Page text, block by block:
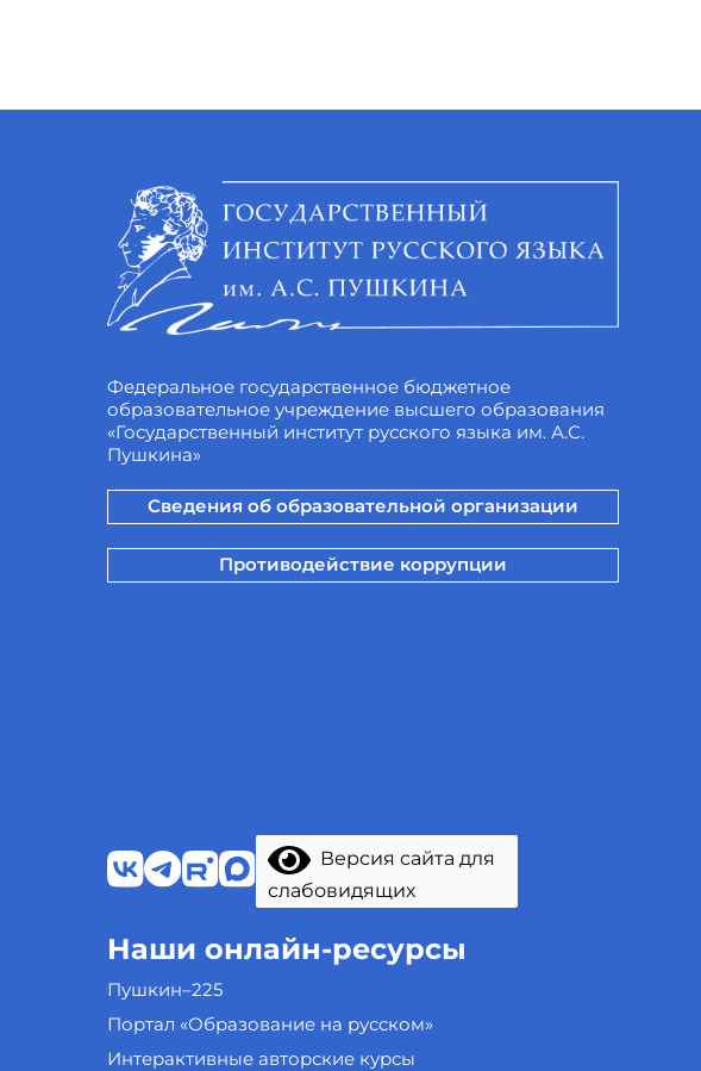
Федеральное государственное бюджетное
образовательное учреждение высшего образования
«Государственный институт русского языка им. А.С.
Пушкина»
Сведения об образовательной организации
Противодействие коррупции
Версия сайта для
слабовидящих
Наши онлайн-ресурсы
Пушкин–225
Портал «Образование на русском»
Интерактивные авторские курсы